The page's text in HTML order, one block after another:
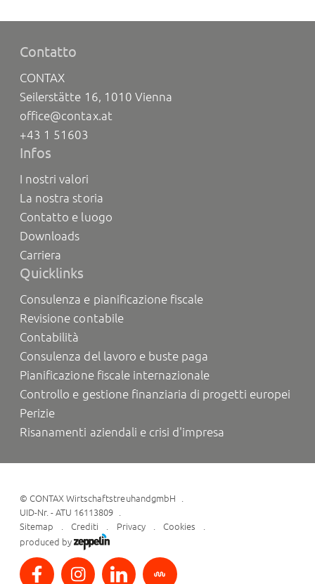
Contatto
CONTAX
Seilerstätte 16, 1010 Vienna
office@contax.at
+43 1 51603
Infos
I nostri valori
La nostra storia
Contatto e luogo
Downloads
Carriera
Quicklinks
Consulenza e pianificazione fiscale
Revisione contabile
Contabilità
Consulenza del lavoro e buste paga
Pianificazione fiscale internazionale
Controllo e gestione finanziaria di progetti europei
Perizie
Risanamenti aziendali e crisi d'impresa
©CONTAX WirtschaftstreuhandgmbH
UID-Nr. - ATU 16113809
Sitemap
Crediti Privacy
Cookies
produced by